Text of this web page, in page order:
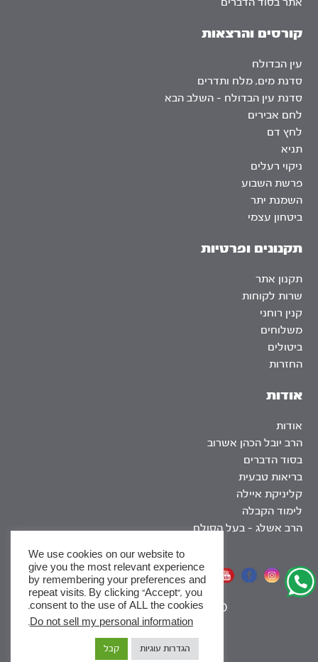
אודות
אודות
הרב יובל הכהן אשרוב
בסוד הדברים
בריאות טבעית
קליניקת איילה
לימוד הקבלה
הרב אשלג – בעל הסולם
קורסים והרצאות
עין הבדולח
סדנת מים, מלח ותדרים
סדנת עין הבדולח – השלב הבא
לחם אבירים
לחץ דם
תניא
ניקוי רעלים
פרשת השבוע
השמנת יתר
ביטחון עצמי
תקנונים ופרטיות
תקנון אתר
שרות לקוחות
קנין רוחני
משלוחים
ביטולים
החזרות
אתר שומר שבת
SEO
|
We use cookies on our website to
give you the most relevant experience
by remembering your preferences and
repeat visits. By clicking “Accept”, you
consent to the use of ALL the cookies.
Do not sell my personal information
.
הגדרות עוגיות קבל
x